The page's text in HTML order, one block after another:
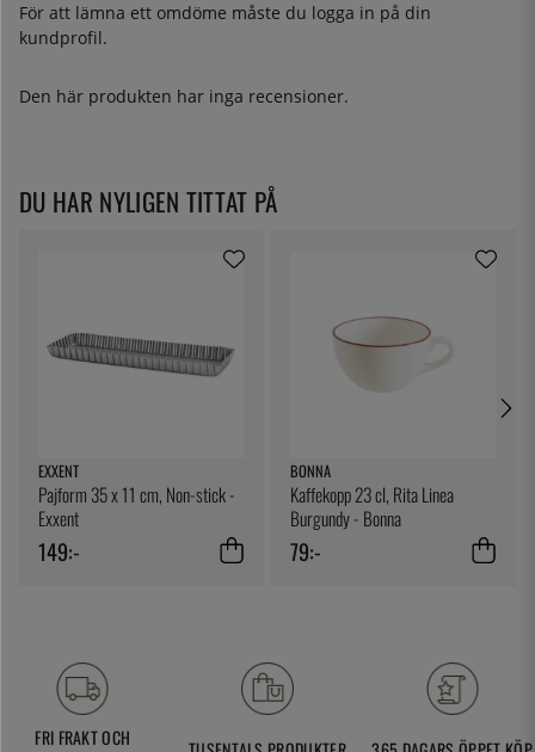
För att lämna ett omdöme måste du logga in på din
kundprofil.
Den här produkten har inga recensioner.
DU HAR NYLIGEN TITTAT PÅ
EXXENT
Pajform 35 x 11 cm, Non-stick -
Exxent
149:-
BONNA
Kaffekopp 23 cl, Rita Linea
Burgundy - Bonna
79:-
FRI FRAKT OCH